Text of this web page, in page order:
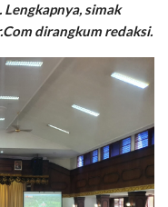
simak
dirangkum redaksi.